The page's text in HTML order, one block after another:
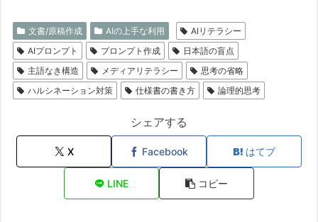
文書/原稿作成 AIの上手な利用
AIリテラシー
AIプロンプト
プロンプト作成
日本語の盲点
主語なき構造
メディアリテラシー
思考の省略
ハルシネーション対策
仕様書の書き方 論理的思考
シェアする
X Facebook はてブ
LINE コピー